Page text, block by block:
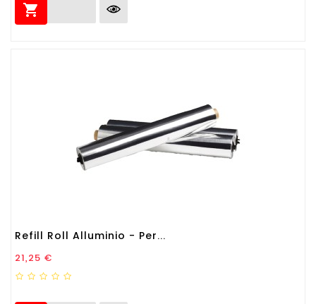

Refill Roll Alluminio - Per...
Prezzo
21,25 €